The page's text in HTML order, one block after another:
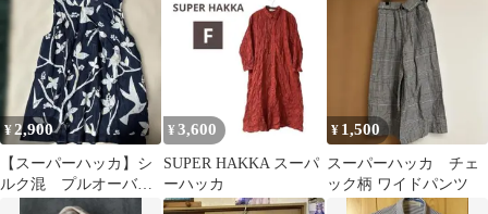
ーツ
¥2,900
【スーパーハッカ】シ
ルク混 プルオーバ
ー ブラウス タンク
¥ 3,600
SUPER HAKKA スーパ
ーハッカ
¥ 1,500
スーパーハッカ チェ
ック柄 ワイドパンツ